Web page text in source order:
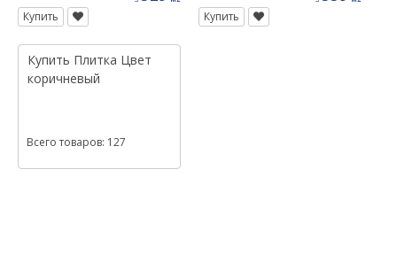
Купить Купить
Купить Плитка Цвет
коричневый
Всего товаров: 127